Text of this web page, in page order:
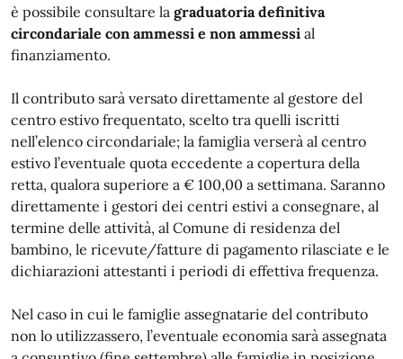
è possibile consultare la graduatoria definitiva
circondariale con ammessi e non ammessi al
finanziamento.
Il contributo sarà versato direttamente al gestore del
centro estivo frequentato, scelto tra quelli iscritti
nell’elenco circondariale; la famiglia verserà al centro
estivo l’eventuale quota eccedente a copertura della
retta, qualora superiore a € 100,00 a settimana. Saranno
direttamente i gestori dei centri estivi a consegnare, al
termine delle attività, al Comune di residenza del
bambino, le ricevute/fatture di pagamento rilasciate e le
dichiarazioni attestanti i periodi di effettiva frequenza.
Nel caso in cui le famiglie assegnatarie del contributo
non lo utilizzassero, l’eventuale economia sarà assegnata